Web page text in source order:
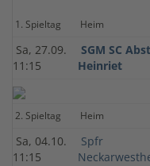
1. Spieltag Heim
Sa, 27.09.
11:15
SGM SC
Heinriet
2. Spieltag Heim
Sa, 04.10.
11:15
Spfr